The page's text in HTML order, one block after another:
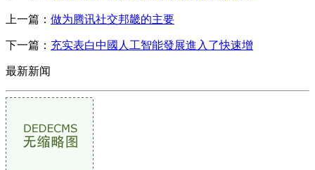
上一篇： 做为腾讯社交邦畿的主要
下一篇： 充实表白中國人工智能發展進入了快速增
最新新闻